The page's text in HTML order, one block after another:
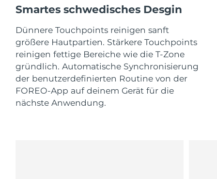
Smartes schwedisches Desgin
Dünnere Touchpoints reinigen sanft
größere Hautpartien. Stärkere Touchpoints
reinigen fettige Bereiche wie die T-Zone
gründlich. Automatische Synchronisierung
der benutzerdefinierten Routine von der
FOREO-App auf deinem Gerät für die
nächste Anwendung.